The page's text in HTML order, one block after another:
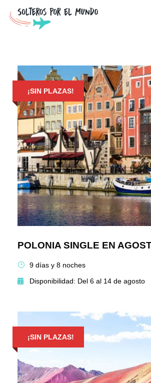
¡SIN PLAZAS!
POLONIA SINGLE EN
9 días y 8 noches
Disponibilidad: Del 6 al 14 de agosto
¡SIN PLAZAS!